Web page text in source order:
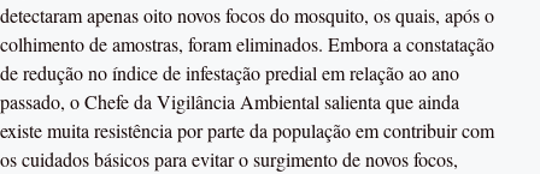
detectaram apenas oito novos focos do mosquito, os quais, após o
colhimento de amostras, foram eliminados. Embora a constatação
de redução no índice de infestação predial em relação ao ano
passado, o Chefe da Vigilância Ambiental salienta que ainda
existe muita resistência por parte da população em contribuir com
os cuidados básicos para evitar o surgimento de novos focos,